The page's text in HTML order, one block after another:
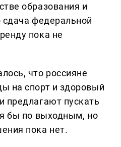
образования и
сдача федеральной
пока не
что россияне
на спорт и здоровый
предлагают пускать
бы по выходным, но
пока нет.